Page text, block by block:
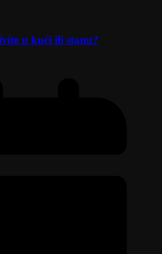
u kući ili stanu?